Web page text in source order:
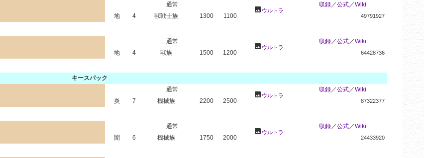
通常
photo ウルトラ
収録 ／公式 ／Wiki
地
4 獣戦士族 1300 1100 49791927
通常
photo ウルトラ
収録 ／公式 ／Wiki
地
4 獣族 1500 1200 64428736
キースパック
通常
photo ウルトラ
収録 ／公式 ／Wiki
炎
7 機械族 2200 2500 87322377
通常
photo ウルトラ
収録 ／公式 ／Wiki
闇
6 機械族 1750 2000 24433920